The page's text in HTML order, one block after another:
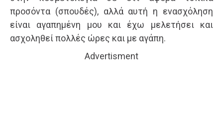
προσόντα (σπουδές), αλλά αυτή η ενασχόληση
είναι αγαπημένη μου και έχω μελετήσει και
ασχοληθεί πολλές ώρες και με αγάπη.
Advertisment